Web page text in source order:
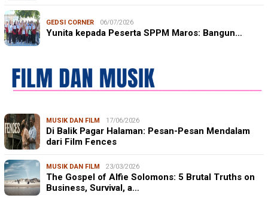
GEDSI CORNER 06/07/2026
Yunita kepada Peserta SPPM Maros: Bangun…
MUSIK DAN FILM 17/06/2026
Di Balik Pagar Halaman: Pesan-Pesan Mendalam
dari Film Fences
MUSIK DAN FILM 23/03/2026
The Gospel of Alfie Solomons: 5 Brutal Truths on
Business, Survival, a…